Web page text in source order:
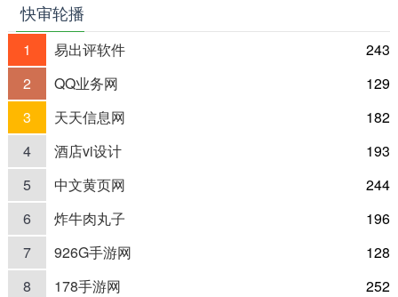
快审轮播
1 易出评软件
243
2
QQ业务网
129
3
天天信息网
182
4
酒店vi设计
193
5
中文黄页网
244
6
炸牛肉丸子
196
7
926G手游网
128
8
178手游网
252